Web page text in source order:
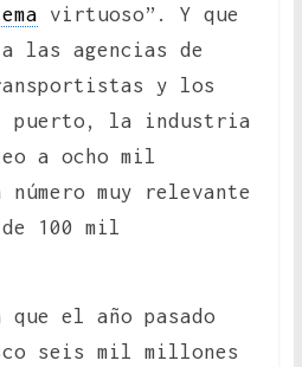
virtuoso”. Y que
las agencias de
y los
puerto, la industria
a ocho mil
muy relevante
100 mil
que el año pasado
seis mil millones